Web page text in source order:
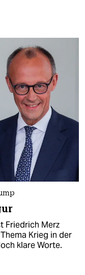
Friedrich Merz
Krieg in der
klare Worte.